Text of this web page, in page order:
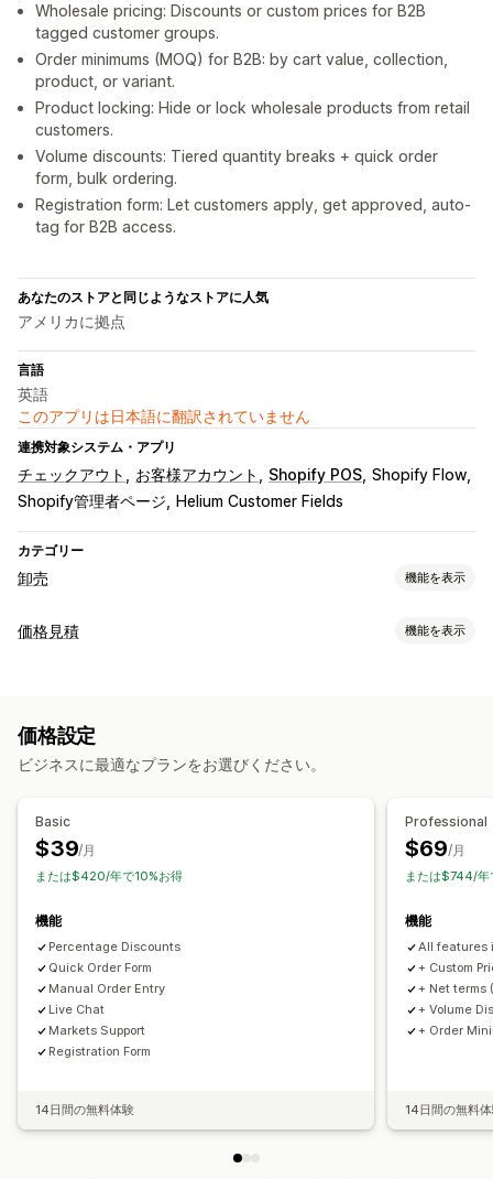
Wholesale pricing: Discounts or custom prices for B2B
tagged customer groups.
Order minimums (MOQ) for B2B: by cart value, collection,
product, or variant.
Product locking: Hide or lock wholesale products from retail
customers.
Volume discounts: Tiered quantity breaks + quick order
form, bulk ordering.
Registration form: Let customers apply, get approved, auto-
tag for B2B access.
あなたのストアと同じようなストアに人気
アメリカに拠点
言語
英語
このアプリは日本語に翻訳されていません
連携対象システム・アプリ
チェックアウト お客様アカウント Shopify POS Shopify Flow
Shopify管理者ページ
Helium Customer Fields
カテゴリー
卸売 機能を表示
価格設定オプション
注文管理
商品の可視性
価格見積 機能を表示
通知
価格設定
ビジネスに最適なプランをお選びください。
Basic
$39/月
または$420/年で10%お得
機能
Percentage Discounts
Quick Order Form
Manual Order Entry
Live Chat
Markets Support
Registration Form
14日間の無料体験
Professional
$69/月
または$744/年
機能
All features
+ Custom
+ Net terms
+ Volume
+ Order
14日間の無料